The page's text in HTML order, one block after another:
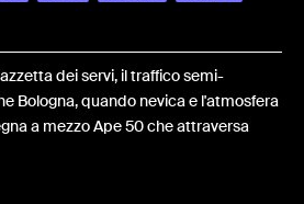
dei servi, il traffico semi-
Bologna, quando nevica e l'atmosfera
a mezzo Ape 50 che attraversa